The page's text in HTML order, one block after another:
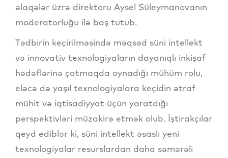
əlaqələr üzrə direktoru Aysel Süleymanovanın
moderatorluğu ilə baş tutub.
Tədbirin keçirilməsində məqsəd süni intellekt
və innovativ texnologiyaların dayanıqlı inkişaf
hədəflərinə çatmaqda oynadığı mühüm rolu,
eləcə də yaşıl texnologiyalara keçidin ətraf
mühit və iqtisadiyyat üçün yaratdığı
perspektivləri müzakirə etmək olub. İştirakçılar
qeyd ediblər ki, süni intellekt əsaslı yeni
texnologiyalar resurslardan daha səmərəli